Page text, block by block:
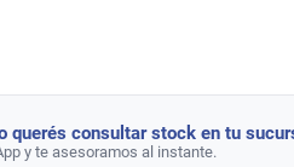
querés consultar stock en tu
y te asesoramos al instante.